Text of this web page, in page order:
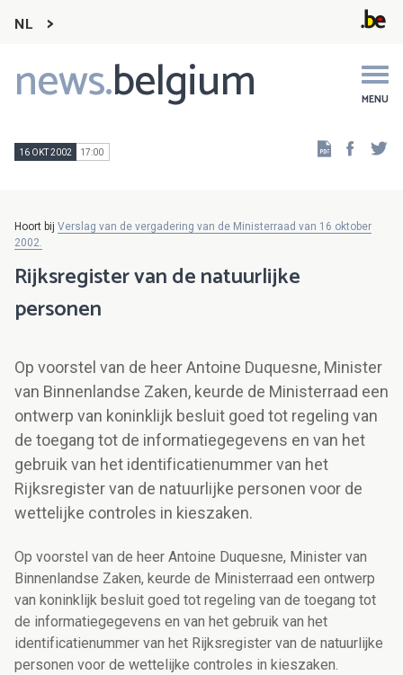
NL
news.belgium MENU
Main
navigation
16 OKT 2002 17:00
Hoort bij Verslag van de vergadering van de Ministerraad van 16 oktober
2002.
Rijksregister van de natuurlijke
personen
Op voorstel van de heer Antoine Duquesne, Minister
van Binnenlandse Zaken, keurde de Ministerraad een
ontwerp van koninklijk besluit goed tot regeling van
de toegang tot de informatiegegevens en van het
gebruik van het identificatienummer van het
Rijksregister van de natuurlijke personen voor de
wettelijke controles in kieszaken.
Op voorstel van de heer Antoine Duquesne, Minister van
Binnenlandse Zaken, keurde de Ministerraad een ontwerp
van koninklijk besluit goed tot regeling van de toegang tot
de informatiegegevens en van het gebruik van het
identificatienummer van het Rijksregister van de natuurlijke
personen voor de wettelijke controles in kieszaken.